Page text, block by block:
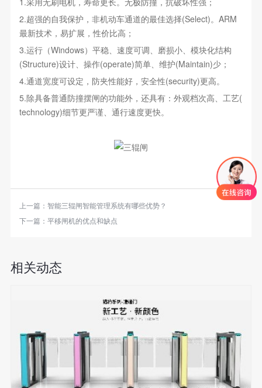
2.超强的自我保护，非机动车通道的最佳选择(Select)。ARM
最新技术，易扩展，性价比高；
3.运行（Windows）平稳、速度可调、磨损小、模块化结构
(Structure)设计、操作(operate)简单、维护(Maintain)少；
4.通道宽度可设定，防夹性能好，安全性(security)更高。
5.除具备普通防撞摆闸的功能外，还具有：外观档次高、工艺(
technology)细节更严谨、通行速度更快。
上一篇： 智能三辊闸智能管理系统有哪些优势？
下一篇： 平移闸机的优点和缺点
相关动态